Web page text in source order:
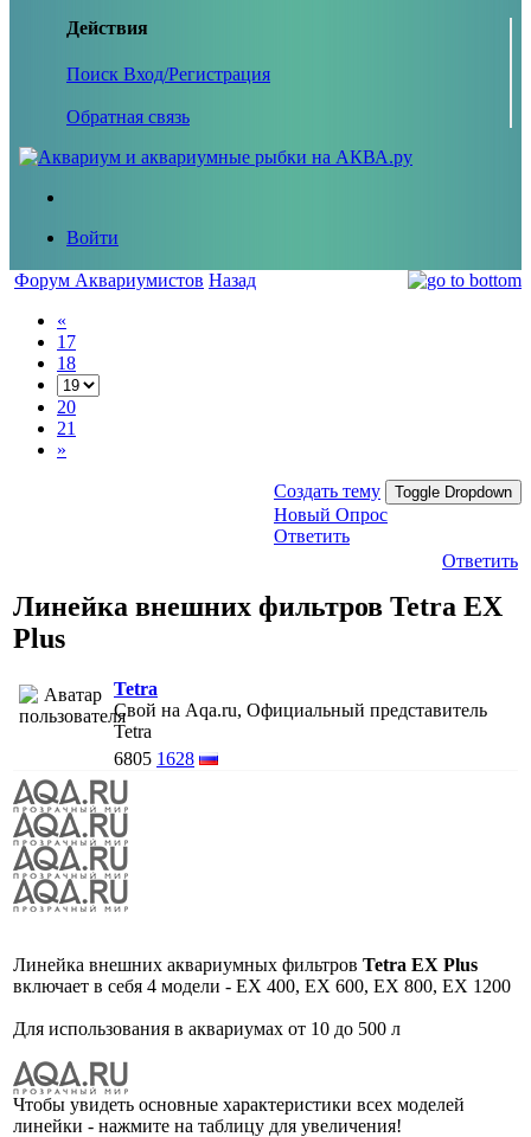
Действия
Поиск Вход/Регистрация
Обратная связь
Войти
Форум Аквариумистов Назад
«
17
18
20
21
»
Создать тему Toggle Dropdown
Новый Опрос
Ответить
Ответить
Линейка внешних фильтров Tetra EX
Plus
Tetra
Свой на Aqa.ru, Официальный представитель
Tetra
6805 1628
Линейка внешних аквариумных фильтров Tetra EX Plus
включает в себя 4 модели - ЕX 400, ЕX 600, EX 800, EX 1200
Для использования в аквариумах от 10 до 500 л
Чтобы увидеть основные характеристики всех моделей
линейки - нажмите на таблицу для увеличения!